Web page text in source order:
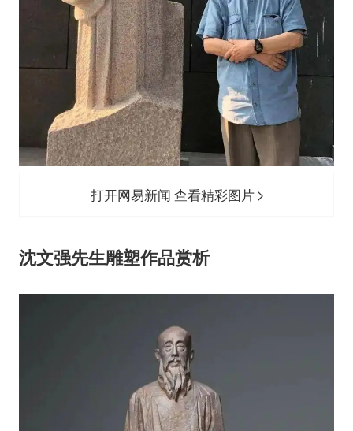
打开网易新闻 查看精彩图片
沈文强先生雕塑作品赏析